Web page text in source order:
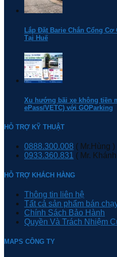
Lắp Đặt Barie Chắn Cổng
Tại Huế
Xu hướng bãi xe không tiền
ePass/VETC) với GOParking
HỖ TRỢ KỸ THUẬT
0888.300.008 ( Mr.Hùng )
0933.360.831 ( Mr.
HỖ TRỢ KHÁCH HÀNG
Thông tin liên hệ
Tất cả sản phẩm bán
Chính Sách Bảo Hành
Quyền Và Trách Nhiệm
MAPS CÔNG TY